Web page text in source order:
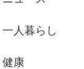
一人暮らし
健康